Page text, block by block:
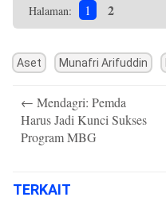
Halaman: 1 2
Aset Munafri Arifuddin
navigation
← Mendagri: Pemda
Harus Jadi Kunci Sukses
Program MBG
TERKAIT